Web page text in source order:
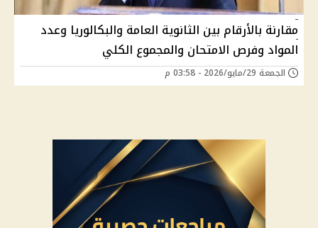
مقارنة بالأرقام بين الثانوية العامة والبكالوريا وعدد
المواد وفرص الامتحان والمجموع الكلي
الجمعة 29/مايو/2026 - 03:58 م